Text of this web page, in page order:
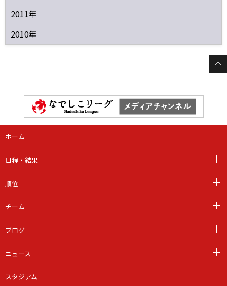
2011年
2010年
ホーム
日程・結果
順位
チーム
ブログ
ニュース
スタジアム